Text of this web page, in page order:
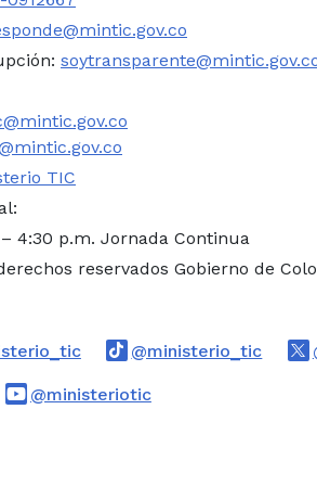
TIC
4:30 p.m. Jornada Continua
reservados Gobierno de
Logo Threads
@ministerio_ticLogo
Facebook
@ministerioticLogo Youtube